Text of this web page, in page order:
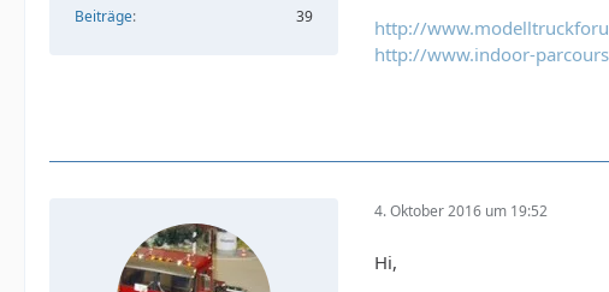
Beiträge
39
http://
http://www.indoor-
4. Oktober 2016 um 19:52
Hi,